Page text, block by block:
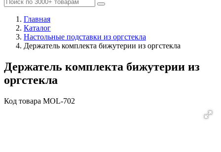
Главная
Каталог
Настольные подставки из оргстекла
Держатель комплекта бижутерии из оргстекла
Держатель комплекта бижутерии из
оргстекла
Код товара MOL-702